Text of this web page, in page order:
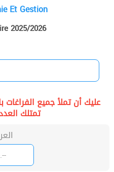
Et Gestion
2025/2026
عليك أن تملأ جميع الفراغات
تمتلك العدد